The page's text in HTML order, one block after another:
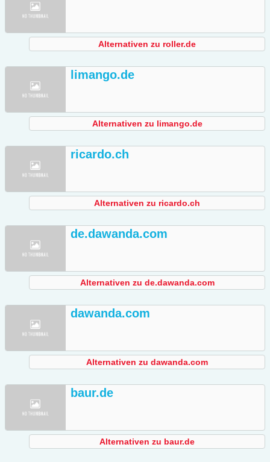
Alternativen zu roller.de
limango.de
Alternativen zu limango.de
ricardo.ch
Alternativen zu ricardo.ch
de.dawanda.com
Alternativen zu de.dawanda.com
dawanda.com
Alternativen zu dawanda.com
baur.de
Alternativen zu baur.de